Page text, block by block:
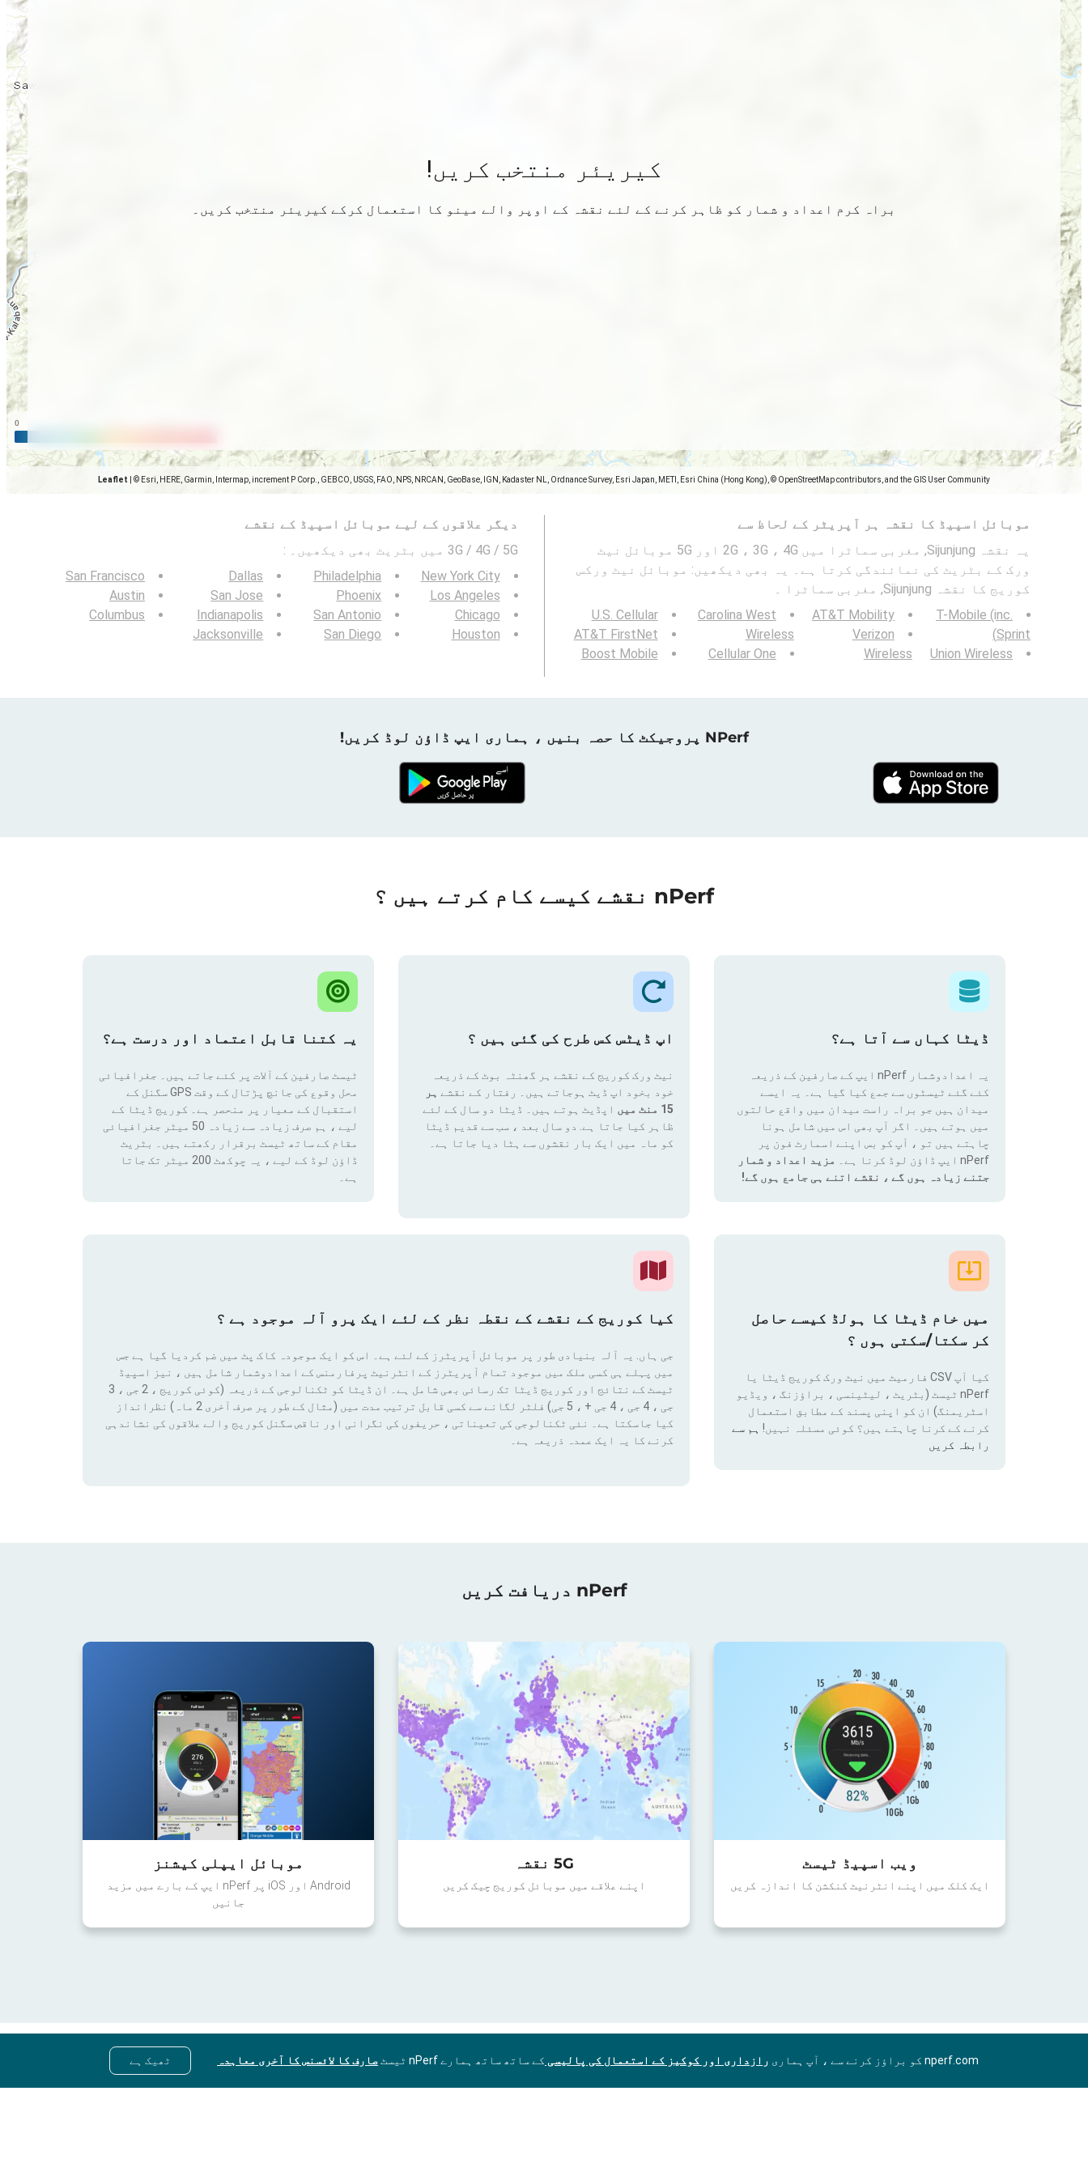
Leaflet © Esri, HERE, Garmin, Intermap, increment P Corp., GEBCO, USGS, FAO, NPS, NRCAN, GeoBase, IGN, Kadaster NL, Ordnance Survey, Esri Japan, METI, Esri China (Hong Kong), © OpenStreetMap contributors, and the GIS User Community
کیریئر منتخب کریں!
براہ کرم اعداد و شمار کو ظاہر کرنے کے لئے نقشہ کے اوپر والے مینو کا استعمال کرکے کیریئر منتخب کریں۔
موبائل اسپیڈ کا نقشہ ہر آپریٹر کے لحاظ سے
یہ نقشہ Sijunjung, مغربی سماٹرا میں 2G ، 3G ، 4G اور 5G موبائل نیٹ
ورک کے بٹریٹ کی نمائندگی کرتا ہے۔ یہ بھی دیکھیں: موبائل نیٹ ورکس
کوریج کا نقشہ Sijunjung, مغربی سماٹرا ۔
T-Mobile (inc.
Sprint)
Union Wireless
AT&T Mobility
Verizon
Wireless
Carolina West
Wireless
Cellular One
U.S. Cellular
AT&T FirstNet
Boost Mobile
دیگر علاقوں کے لیے موبائل اسپیڈ کے نقشے
3G / 4G / 5G میں بٹریٹ بھی دیکھیں۔ :
New York City
Los Angeles
Chicago
Houston
Philadelphia
Phoenix
San Antonio
San Diego
Dallas
San Jose
Indianapolis
Jacksonville
San Francisco
Austin
Columbus
NPerf پروجیکٹ کا حصہ بنیں ، ہماری ایپ ڈاؤن لوڈ کریں!
nPerf نقشے کیسے کام کرتے ہیں ؟
ڈیٹا کہاں سے آتا ہے؟
یہ اعدادوشمار nPerf ایپ کے صارفین کے ذریعہ
کئے گئے ٹیسٹوں سے جمع کیا گیا ہے۔ یہ ایسے
میدان ہیں جو براہ راست میدان میں واقع حالتوں
میں ہوتے ہیں۔ اگر آپ بھی اس میں شامل ہونا
چاہتے ہیں تو ، آپ کو بس اپنے اسمارٹ فون پر
nPerf ایپ ڈاؤن لوڈ کرنا ہے۔
مزید اعداد و شمار
جتنے زیادہ ہوں گے ، نقشے اتنے ہی جامع ہوں گے!
اپ ڈیٹس کس طرح کی گئی ہیں ؟
نیٹ ورک کوریج کے نقشے ہر گھنٹہ بوٹ کے ذریعہ
خود بخود اپ ڈیٹ ہوجاتے ہیں۔ رفتار کے نقشے ہر
15 منٹ میں
اپڈیٹ ہوتے ہیں۔ ڈیٹا دو سال کے لئے
ظاہر کیا جاتا ہے. دو سال بعد ، سب سے قدیم ڈیٹا
کو ماہ میں ایک بار نقشوں سے ہٹا دیا جاتا ہے۔
یہ کتنا قابل اعتماد اور درست ہے؟
ٹیسٹ صارفین کے آلات پر کئے جاتے ہیں۔ جغرافیائی
محل وقوع کی جانچ پڑتال کے وقت GPS سگنل کے
استقبال کے معیار پر منحصر ہے۔ کوریج ڈیٹا کے
لیے ، ہم صرف زیادہ سے زیادہ 50 میٹر جغرافیائی
مقام کے ساتھ ٹیسٹ برقرار رکھتے ہیں۔ بٹریٹ
ڈاؤن لوڈ کے لیے ، یہ چوکھٹ 200 میٹر تک جاتا
ہے۔
میں خام ڈیٹا کا ہولڈ کیسے حاصل
کر سکتا/سکتی ہوں ؟
کیا آپ CSV فارمیٹ میں نیٹ ورک کوریج ڈیٹا یا
nPerf ٹیسٹ (بٹریٹ ، لیٹینسی ، براؤزنگ ، ویڈیو
اسٹریمنگ) ان کو اپنی پسند کے مطابق استعمال
کرنے کے کرنا چاہتے ہیں؟ کوئی مسئلہ نہیں! ہم سے
رابطہ کریں
کیا کوریج کے نقشے کے نقطہ نظر کے لئے ایک پرو آلہ موجود ہے ؟
جی ہاں. یہ آلہ بنیادی طور پر موبائل آپریٹرز کے لئے ہے۔ اس کو ایک موجودہ کاک پٹ میں ضم کردیا گیا ہے جس
میں پہلے ہی کسی ملک میں موجود تمام آپریٹرز کے انٹرنیٹ پرفارمنس کے اعدادوشمار شامل ہیں ، نیز اسپیڈ
ٹیسٹ کے نتائج اور کوریج ڈیٹا تک رسائی بھی شامل ہے۔ ان ڈیٹا کو ٹکنالوجی کے ذریعہ (کوئی کوریج ، 2 جی ، 3
جی ، 4 جی ، 4 جی + ، 5 جی) فلٹر لگانے سے کسی قابل ترتیب مدت میں (مثال کے طور پر صرف آخری 2 ماہ) نظرانداز
کیا جاسکتا ہے۔ نئی ٹکنالوجی کی تعیناتی ، حریفوں کی نگرانی اور ناقص سگنل کوریج والے علاقوں کی نشاندہی
کرنے کا یہ ایک عمدہ ذریعہ ہے۔
nPerf دریافت کریں
ویب اسپیڈ ٹیسٹ
ایک کلک میں اپنے انٹرنیٹ کنکشن کا اندازہ کریں
5G نقشہ
اپنے علاقے میں موبائل کوریج چیک کریں
موبائل ایپلی کیشنز
Android اور iOS پر nPerf ایپ کے بارے میں مزید
جانیں
nperf.com کو براؤز کرنے سے ، آپ ہماری رازداری اور کوکیز کے استعمال کی پالیسی کے ساتھ ساتھ ہمارے nPerf ٹیسٹ صارف کا لائسنس کا آخری معاہدہ ٹھیک ہے